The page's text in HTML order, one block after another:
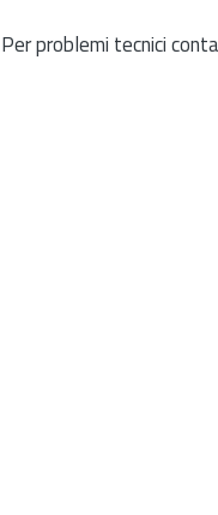
Per problemi tecnici